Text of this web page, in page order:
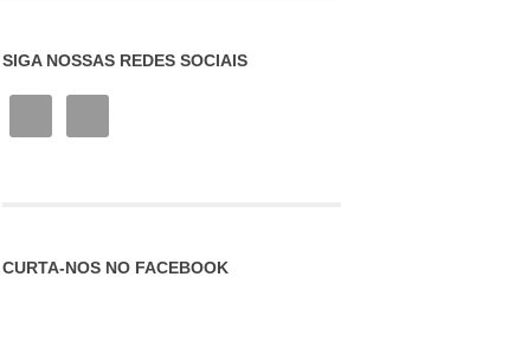
SIGA NOSSAS REDES SOCIAIS
CURTA-NOS NO FACEBOOK